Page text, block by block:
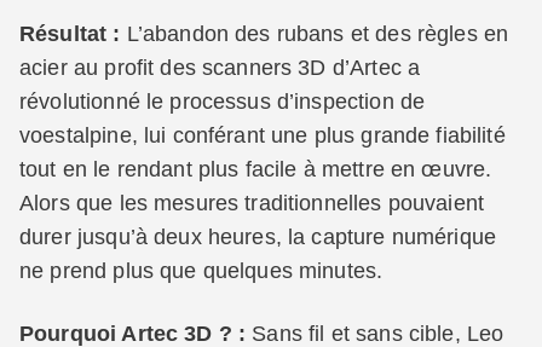
Résultat : L’abandon des rubans et des règles en
acier au profit des scanners 3D d’Artec a
révolutionné le processus d’inspection de
voestalpine, lui conférant une plus grande fiabilité
tout en le rendant plus facile à mettre en œuvre.
Alors que les mesures traditionnelles pouvaient
durer jusqu’à deux heures, la capture numérique
ne prend plus que quelques minutes.
Pourquoi Artec 3D ? : Sans fil et sans cible, Leo